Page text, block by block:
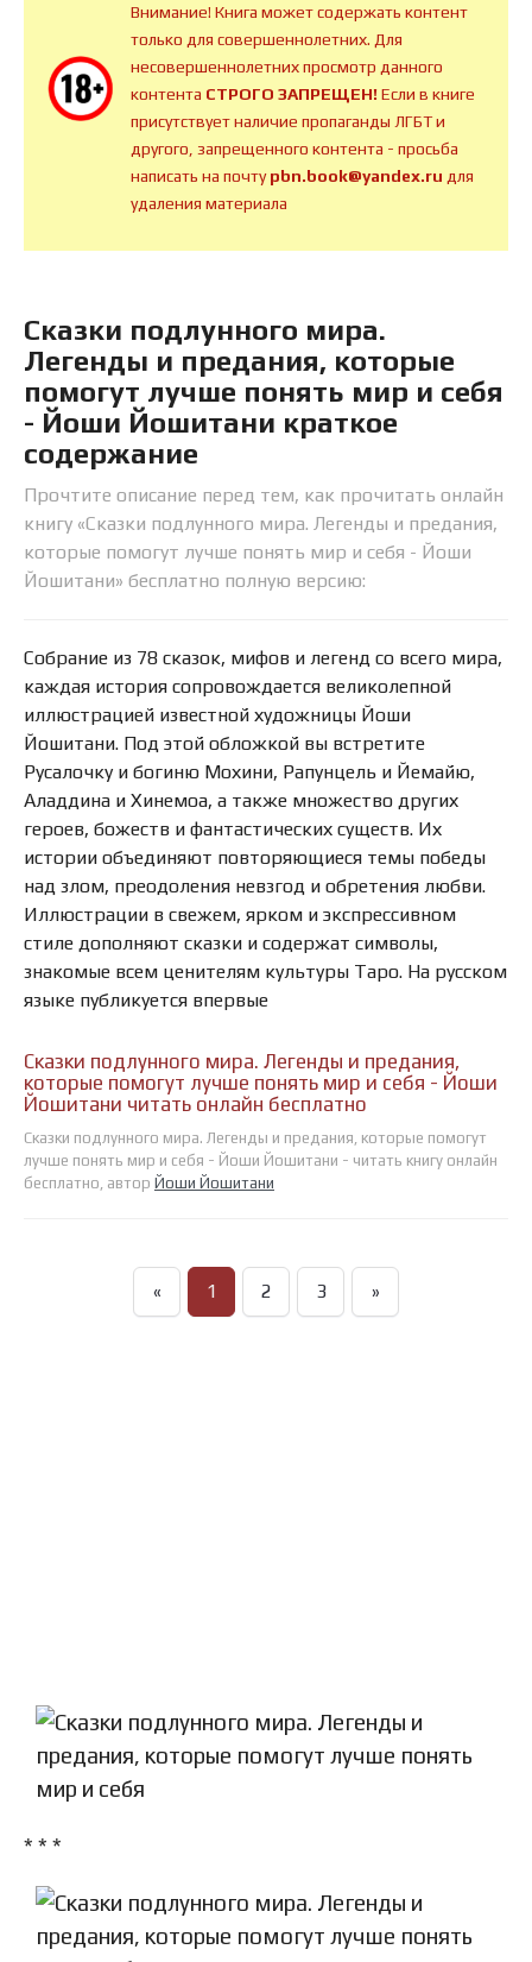
Внимание! Книга может содержать контент
только для совершеннолетних. Для
несовершеннолетних просмотр данного
контента СТРОГО ЗАПРЕЩЕН!Если в книге
присутствует наличие пропаганды ЛГБТ и
другого, запрещенного контента - просьба
написать на почтуpbn.book@yandex.ru для
удаления материала
Сказки подлунного мира.
Легенды и предания, которые
помогут лучше понять мир и себя
- Йоши Йошитани краткое
содержание
Прочтите описание перед тем, как прочитать онлайн
книгу «Сказки подлунного мира. Легенды и предания,
которые помогут лучше понять мир и себя - Йоши
Йошитани» бесплатно полную версию:
Собрание из 78 сказок, мифов и легенд со всего мира,
каждая история сопровождается великолепной
иллюстрацией известной художницы Йоши
Йошитани. Под этой обложкой вы встретите
Русалочку и богиню Мохини, Рапунцель и Йемайю,
Аладдина и Хинемоа, а также множество других
героев, божеств и фантастических существ. Их
истории объединяют повторяющиеся темы победы
над злом, преодоления невзгод и обретения любви.
Иллюстрации в свежем, ярком и экспрессивном
стиле дополняют сказки и содержат символы,
знакомые всем ценителям культуры Таро. На русском
языке публикуется впервые
Сказки подлунного мира. Легенды и предания,
которые помогут лучше понять мир и себя - Йоши
Йошитани читать онлайн бесплатно
Сказки подлунного мира. Легенды и предания, которые помогут
лучше понять мир и себя - Йоши Йошитани - читать книгу онлайн
бесплатно, автор Йоши Йошитани
« 1 2 3 »
* * *